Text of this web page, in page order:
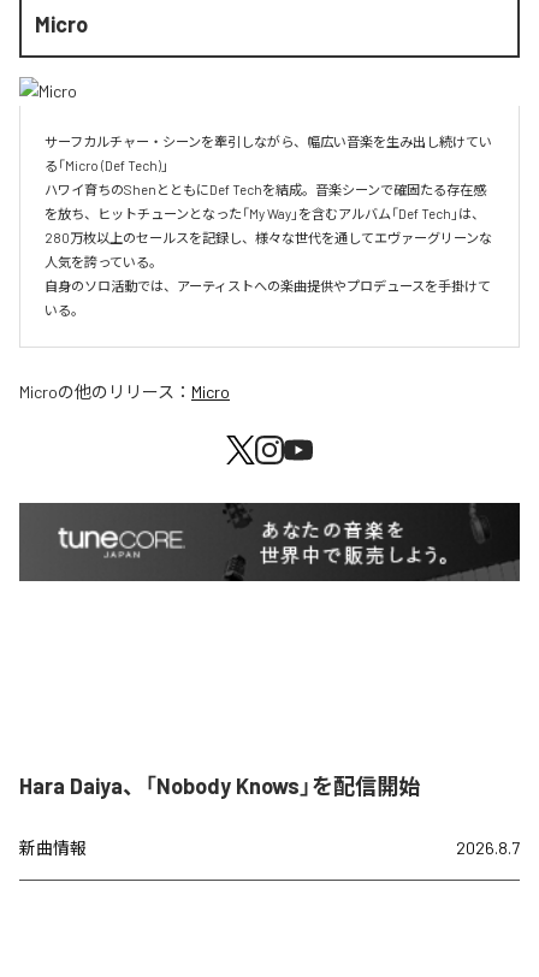
Micro
サーフカルチャー・シーンを牽引しながら、幅広い音楽を生み出し続けてい
る「Micro (Def Tech)」
ハワイ育ちのShenとともにDef Techを結成。音楽シーンで確固たる存在感
を放ち、ヒットチューンとなった「My Way」を含むアルバム「Def Tech」は、
280万枚以上のセールスを記録し、様々な世代を通してエヴァーグリーンな
人気を誇っている。
自身のソロ活動では、アーティストへの楽曲提供やプロデュースを手掛けて
いる。
Microの他のリリース： Micro
Hara Daiya、「Nobody Knows」を配信開始
新曲情報 2026.8.7